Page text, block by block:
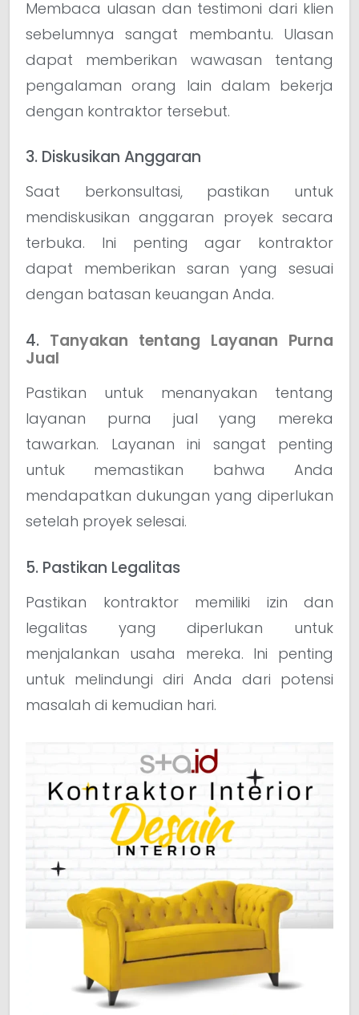
Membaca ulasan dan testimoni dari klien
sebelumnya sangat membantu. Ulasan
dapat memberikan wawasan tentang
pengalaman orang lain dalam bekerja
dengan kontraktor tersebut.
3. Diskusikan Anggaran
Saat berkonsultasi, pastikan untuk
mendiskusikan anggaran proyek secara
terbuka. Ini penting agar kontraktor
dapat memberikan saran yang sesuai
dengan batasan keuangan Anda.
4. Tanyakan tentang Layanan Purna
Jual
Pastikan untuk menanyakan tentang
layanan purna jual yang mereka
tawarkan. Layanan ini sangat penting
untuk memastikan bahwa Anda
mendapatkan dukungan yang diperlukan
setelah proyek selesai.
5. Pastikan Legalitas
Pastikan kontraktor memiliki izin dan
legalitas yang diperlukan untuk
menjalankan usaha mereka. Ini penting
untuk melindungi diri Anda dari potensi
masalah di kemudian hari.